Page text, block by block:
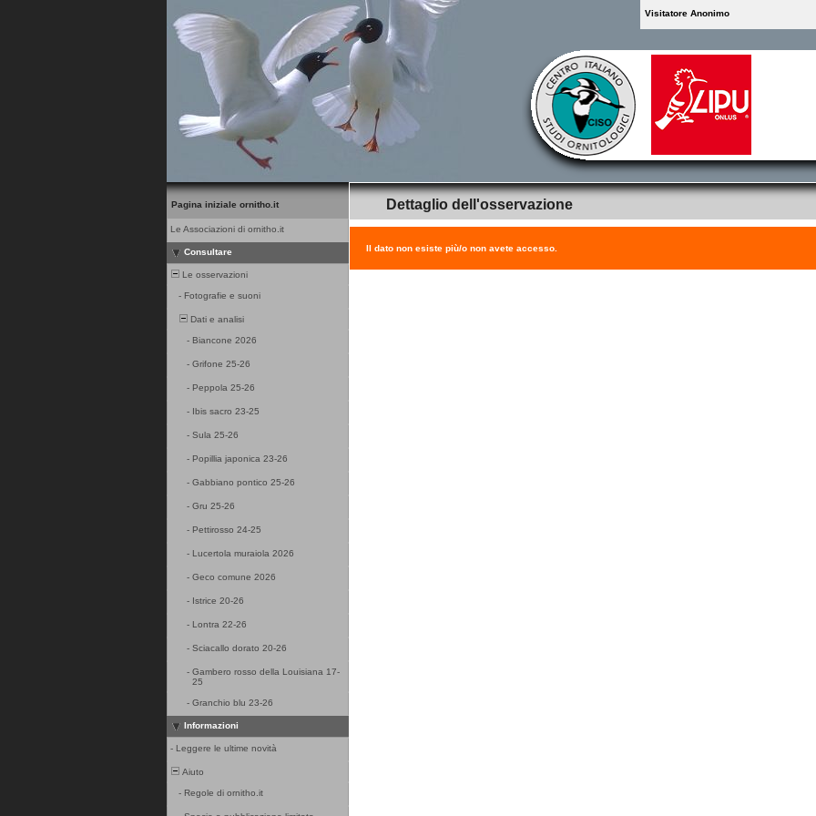
Visitatore Anonimo
Pagina iniziale ornitho.it
Le Associazioni di ornitho.it
Consultare
Le osservazioni
- Fotografie e suoni
Dati e analisi
- Biancone 2026
- Grifone 25-26
- Peppola 25-26
- Ibis sacro 23-25
- Sula 25-26
- Popillia japonica 23-26
- Gabbiano pontico 25-26
- Gru 25-26
- Pettirosso 24-25
- Lucertola muraiola 2026
- Geco comune 2026
- Istrice 20-26
- Lontra 22-26
- Sciacallo dorato 20-26
- Gambero rosso della Louisiana 17-
25
- Granchio blu 23-26
Informazioni
- Leggere le ultime novità
Aiuto
- Regole di ornitho.it
Dettaglio dell'osservazione
Il dato non esiste più/o non avete accesso.